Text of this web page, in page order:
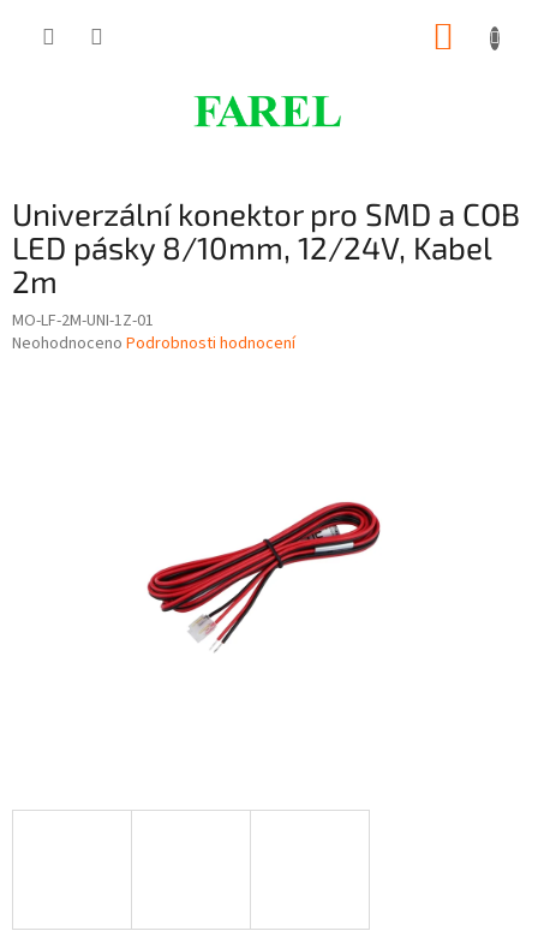
Univerzální konektor pro SMD a COB
LED pásky 8/10mm, 12/24V, Kabel
2m
MO-LF-2M-UNI-1Z-01
Průměrné
Neohodnoceno Podrobnosti hodnocení